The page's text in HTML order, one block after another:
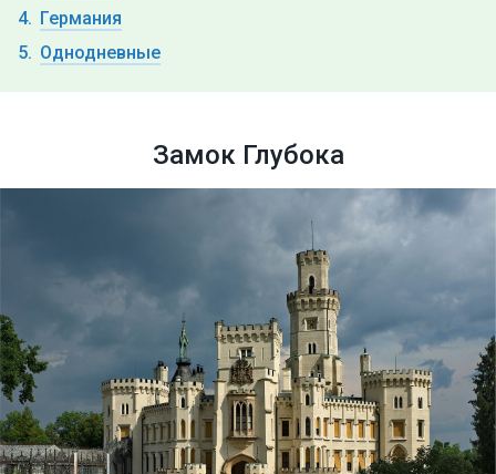
Германия
Однодневные
Замок Глубока